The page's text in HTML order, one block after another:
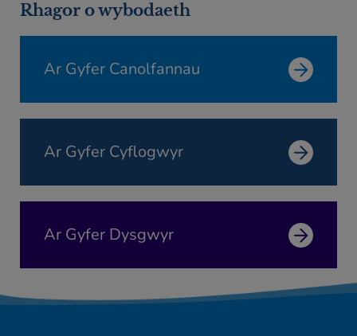
Rhagor o wybodaeth
Ar Gyfer Canolfannau
Ar Gyfer Cyflogwyr
Ar Gyfer Dysgwyr